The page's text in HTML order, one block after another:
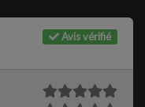
Avis vérifié